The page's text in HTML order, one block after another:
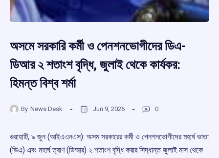
অসমে সরকারি কর্মী ও পেনশনভোগীদের ডিএ-
ডিআর ২ শতাংশ বৃদ্ধি, জুলাই থেকে কার্যকর:
হিমন্ত বিশ্ব শর্মা
By News Desk Jun 9, 2026 0
গুয়াহাটি, ৯ জুন (আইএএনএস): অসম সরকারের কর্মী ও পেনশনভোগীদের মহার্ঘ ভাতা
(ডিএ) এবং মহার্ঘ ত্রাণ (ডিআর) ২ শতাংশ বৃদ্ধি করার সিদ্ধান্ত জুলাই মাস থেকে